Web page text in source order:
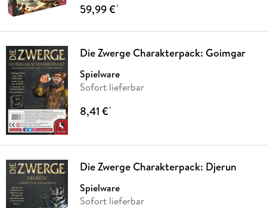
59,99 €*
Die Zwerge Charakterpack: Goimgar
Spielware
Sofort lieferbar
8,41 €*
Die Zwerge Charakterpack: Djerun
Spielware
Sofort lieferbar